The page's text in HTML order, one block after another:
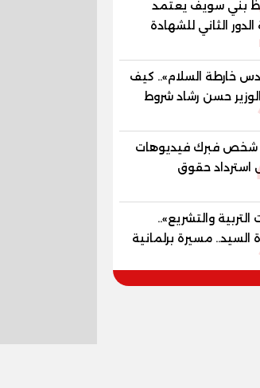
بني سويف يعتمد
الثاني للشهادة
العامة بنسبة
79.9% نظامي ...و69.55%
منازل.. و70.56% للمهنية ..
للصُم وضعاف السمع
خارطة السلام».. كيف
حسن رشاد شروط
المعقدة إلى "خارطة
للانسحاب والإعمار؟
فبرك فيديوهات
حقوق
بالقوة
والتشريع»..
السيد.. مسيرة برلمانية
تجمع بين تشريع